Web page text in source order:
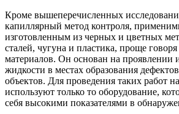
Кроме вышеперечисленных
капиллярный метод контроля,
изготовленным из черных и цветных
сталей, чугуна и пластика, проще
материалов. Он основан на проявлении
жидкости в местах образования
объектов. Для проведения таких работ
используют только то оборудование,
себя высокими показателями в